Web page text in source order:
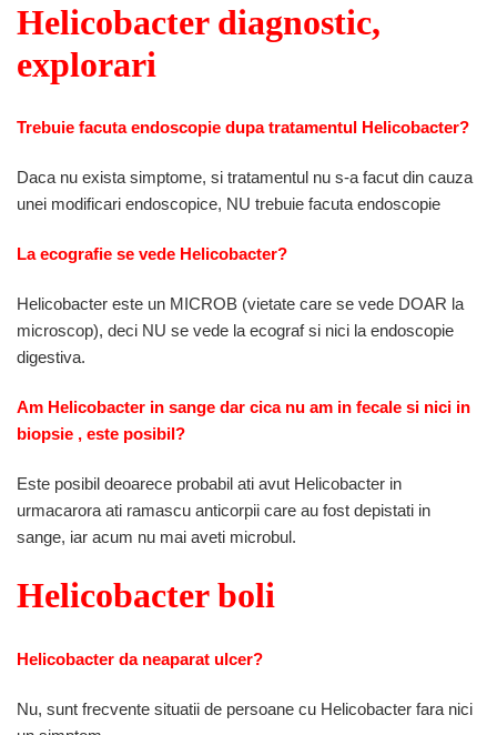
Helicobacter diagnostic,
explorari
Trebuie facuta endoscopie dupa tratamentul Helicobacter?
Daca nu exista simptome, si tratamentul nu s-a facut din cauza
unei modificari endoscopice, NU trebuie facuta endoscopie
La ecografie se vede Helicobacter?
Helicobacter este un MICROB (vietate care se vede DOAR la
microscop), deci NU se vede la ecograf si nici la endoscopie
digestiva.
Am Helicobacter in sange dar cica nu am in fecale si nici in
biopsie , este posibil?
Este posibil deoarece probabil ati avut Helicobacter in
urmacarora ati ramascu anticorpii care au fost depistati in
sange, iar acum nu mai aveti microbul.
Helicobacter boli
Helicobacter da neaparat ulcer?
Nu, sunt frecvente situatii de persoane cu Helicobacter fara nici